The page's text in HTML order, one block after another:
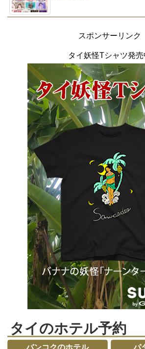
スポンサーリンク
タイ妖怪Tシャツ発売
タイのホテル予約